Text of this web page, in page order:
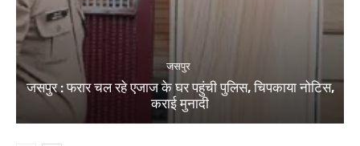
जसपुर
जसपुर : फरार चल रहे एजाज के घर पहुंची पुलिस, चिपकाया नोटिस,
कराई मुनादी